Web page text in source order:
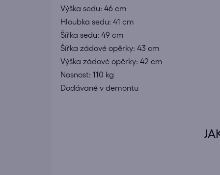
Výška sedu: 46 cm
Hloubka sedu: 41 cm
Šířka sedu: 49 cm
Šířka zádové opěrky: 43 cm
Výška zádové opěrky: 42 cm
Nosnost: 110 kg
Dodávané v demontu